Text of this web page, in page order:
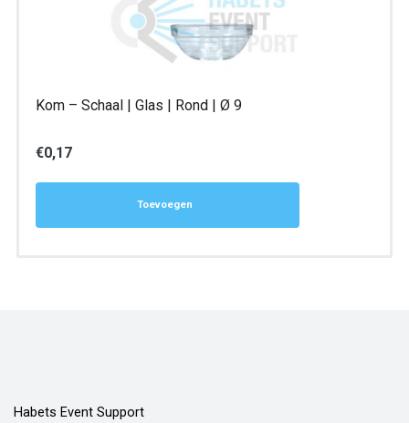
Kom – Schaal | Glas | Rond | Ø 9
€0,17
Toevoegen
Habets Event Support